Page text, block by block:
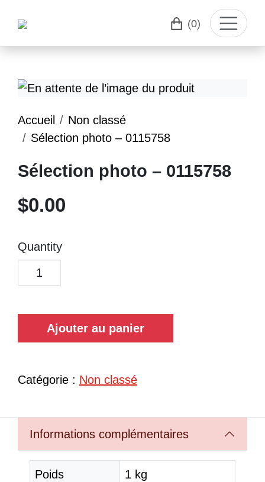
(0)
Accueil
Non classé
Sélection photo – 0115758
Sélection photo – 0115758
$0.00
Quantity
Ajouter au panier
Catégorie : Non classé
Informations complémentaires
Poids 1 kg